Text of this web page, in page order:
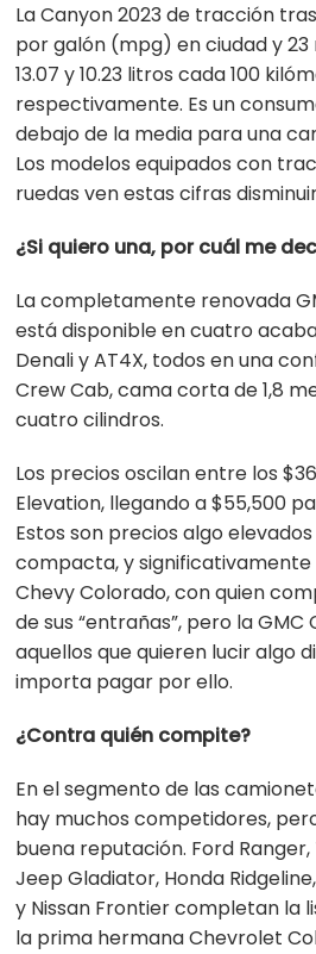
La Canyon 2023 de tracción
por galón (mpg) en ciudad y
13.07 y 10.23 litros cada 100
respectivamente. Es un
debajo de la media para una
Los modelos equipados con
ruedas ven estas cifras
¿Si quiero una, por cuál me
La completamente renovada
está disponible en cuatro
Denali y AT4X, todos en una
Crew Cab, cama corta de 1,8
cuatro cilindros.
Los precios oscilan entre los
Elevation, llegando a $55,500
Estos son precios algo
compacta, y significativamente
Chevy Colorado, con quien
de sus “entrañas”, pero la
aquellos que quieren lucir algo
importa pagar por ello.
¿Contra quién compite?
En el segmento de las
hay muchos competidores,
buena reputación. Ford
Jeep Gladiator, Honda
y Nissan Frontier completan la
la prima hermana Chevrolet